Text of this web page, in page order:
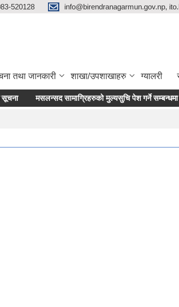
520128 info@birendranagarmun.gov.np,
तथा जानकारी शाखा/उपशाखाहरु ग्यालरी
मसलन्सद सामाग्रिहरुको मुल्यसुचि पेश गर्ने सम्बन्धमा ।